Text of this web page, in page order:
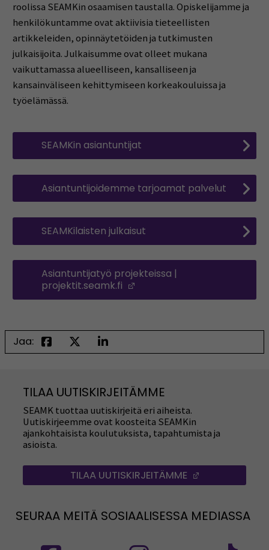
roolissa SEAMKin osaamisen taustalla. Opiskelijamme ja
henkilökuntamme ovat aktiivisia tieteellisten
artikkeleiden, opinnäytetöiden ja tutkimusten
julkaisijoita. Julkaisumme ovat olleet mukana
vaikuttamassa alueelliseen, kansalliseen ja
kansainväliseen kehittymiseen korkeakouluissa ja
työelämässä.
SEAMKin asiantuntijat
Asiantuntijoidemme tarjoamat palvelut
SEAMKilaisten julkaisut
Asiantuntijatyö projekteissa |
projektit.seamk.fi
Jaa:
TILAA UUTISKIRJEITÄMME
SEAMK tuottaa uutiskirjeitä eri aiheista.
Uutiskirjeemme ovat koosteita SEAMKin
ajankohtaisista koulutuksista, tapahtumista ja
asioista.
TILAA UUTISKIRJEITÄMME
SEURAA MEITÄ SOSIAALISESSA MEDIASSA